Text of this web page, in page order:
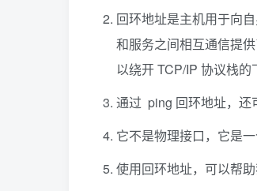
回环地址是主机用于向
和服务之间相互通信提
以绕开 TCP/IP 协议栈的
通过 ping 回环地址，还
它不是物理接口，它是一
使用回环地址，可以帮